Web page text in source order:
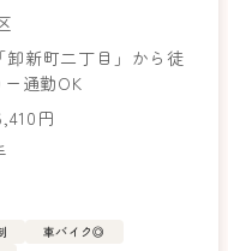
新町二丁目」から徒
通勤OK
円
車バイク◎